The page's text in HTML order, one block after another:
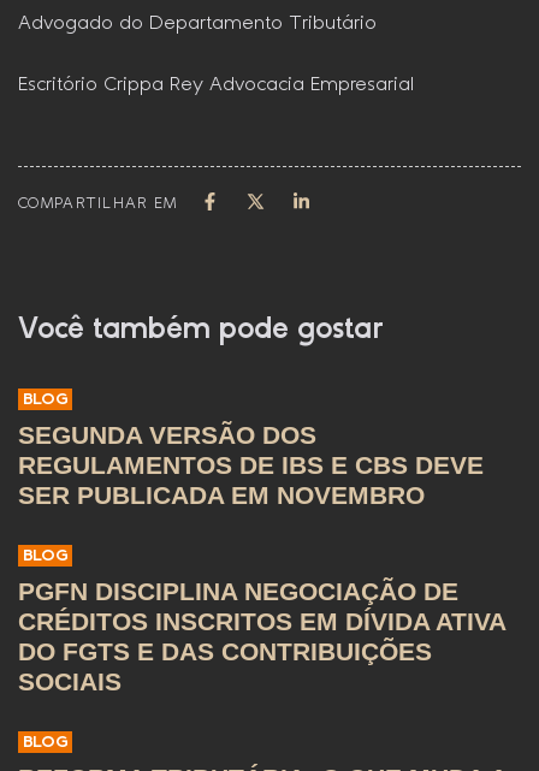
Advogado do Departamento Tributário
Escritório Crippa Rey Advocacia Empresarial
COMPARTILHAR EM
Você também pode gostar
BLOG
SEGUNDA VERSÃO DOS
REGULAMENTOS DE IBS E CBS DEVE
SER PUBLICADA EM NOVEMBRO
BLOG
PGFN DISCIPLINA NEGOCIAÇÃO DE
CRÉDITOS INSCRITOS EM DÍVIDA ATIVA
DO FGTS E DAS CONTRIBUIÇÕES
SOCIAIS
BLOG